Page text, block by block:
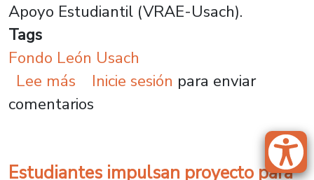
Apoyo Estudiantil (VRAE-Usach).
Tags
Fondo León Usach
Lee más sobre Fondo León fortalece la
Inicie sesión para enviar
comentarios
Estudiantes impulsan proyecto para